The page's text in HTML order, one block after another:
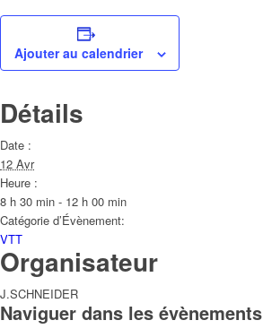
Ajouter au calendrier
Détails
Date :
12 Avr
Heure :
8 h 30 min - 12 h 00 min
Catégorie d’Évènement:
VTT
Organisateur
J.SCHNEIDER
Naviguer dans les évènements